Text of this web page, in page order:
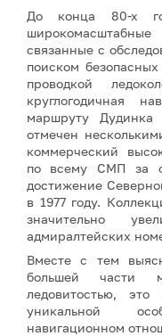
До конца 80-х
связанные с
поиском
проводкой
круглогодичная
маршруту
отмечен
коммерческий
по всему СМП за
достижение
в 1977 году.
значительно
адмиралтейских
Вместе с тем
большей части
ледовитостью,
уникальной
навигационном